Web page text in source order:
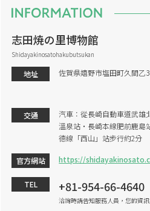
志田焼の里博物館
Shidayakinosatohakubutsukan
地址 佐賀県嬉野市塩田町久間乙
交通
汽車：從長崎自動車道武雄
溫泉站・長崎本線肥前鹿島
德線「西山」站步行約2分
官方網站 https://
TEL +81-954-66-4640
洽詢時請告知服務人員，您的資